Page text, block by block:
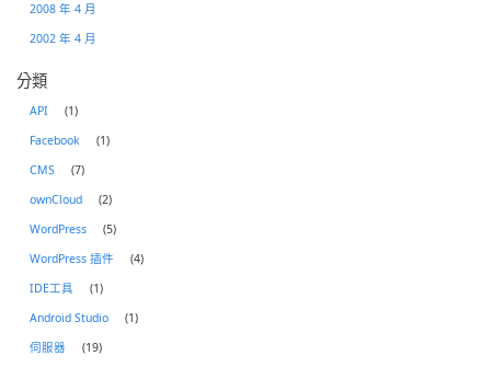
2008 年 4 月
2002 年 4 月
分類
API
(1)
Facebook
(1)
CMS
(7)
ownCloud
(2)
WordPress
(5)
WordPress 插件
(4)
IDE工具
(1)
Android Studio
(1)
伺服器
(19)